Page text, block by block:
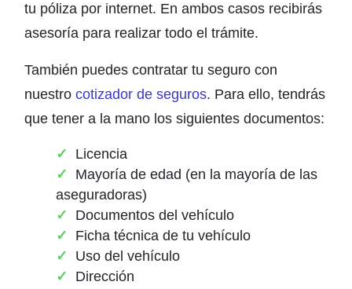
tu póliza por internet. En ambos casos recibirás
asesoría para realizar todo el trámite.
También puedes contratar tu seguro con
nuestro cotizador de seguros. Para ello, tendrás
que tener a la mano los siguientes documentos:
Licencia
Mayoría de edad (en la mayoría de las
aseguradoras)
Documentos del vehículo
Ficha técnica de tu vehículo
Uso del vehículo
Dirección